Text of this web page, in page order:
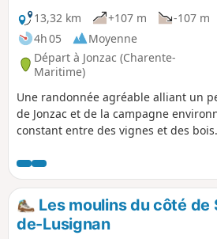
13,32 km
+107 m
-107 m
4h 05
Moyenne
Départ à Jonzac (Charente-
Maritime)
Une randonnée agréable alliant un
de Jonzac et de la campagne
constant entre des vignes et des
de Jonzac avant d'aller sur des
en passant au Château de la
également plusieurs cheminements
Seugne. Le parking et le site des
ouverts de 6h à 20h (seulement)
Les moulins du côté de
de-Lusignan